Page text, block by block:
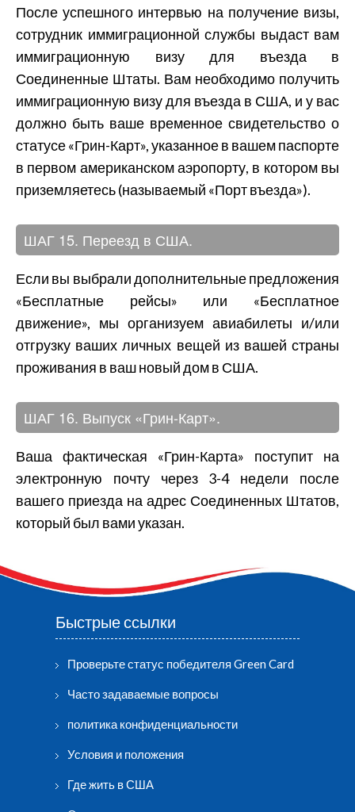
После успешного интервью на получение визы,
сотрудник иммиграционной службы выдаст вам
иммиграционную визу для въезда в
Соединенные Штаты. Вам необходимо получить
иммиграционную визу для въезда в США, и у вас
должно быть ваше временное свидетельство о
статусе «Грин-Карт», указанное в вашем паспорте
в первом американском аэропорту, в котором вы
приземляетесь (называемый «Порт въезда»).
ШАГ 15. Переезд в США.
Если вы выбрали дополнительные предложения
«Бесплатные рейсы» или «Бесплатное
движение», мы организуем авиабилеты и/или
отгрузку ваших личных вещей из вашей страны
проживания в ваш новый дом в США.
ШАГ 16. Выпуск «Грин-Карт».
Ваша фактическая «Грин-Карта» поступит на
электронную почту через 3-4 недели после
вашего приезда на адрес Соединенных Штатов,
который был вами указан.
Быстрые ссылки
Проверьте статус победителя Green Card
Часто задаваемые вопросы
политика конфиденциальности
Условия и положения
Где жить в США